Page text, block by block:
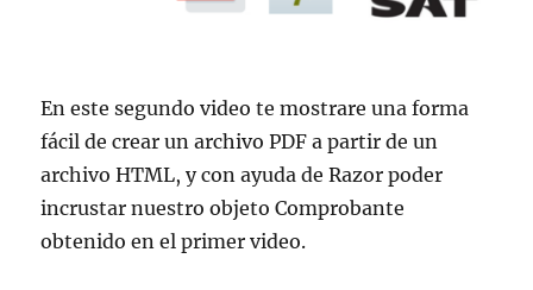
En este segundo video te mostrare una forma
fácil de crear un archivo PDF a partir de un
archivo HTML, y con ayuda de Razor poder
incrustar nuestro objeto Comprobante
obtenido en el primer video.